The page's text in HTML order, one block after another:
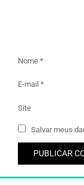
Nome *
E-mail *
Site
Salvar meus